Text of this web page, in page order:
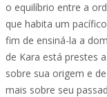
o equilíbrio entre a
que habita um
fim de ensiná-la a
de Kara está prestes
sobre sua origem e
mais sobre seu